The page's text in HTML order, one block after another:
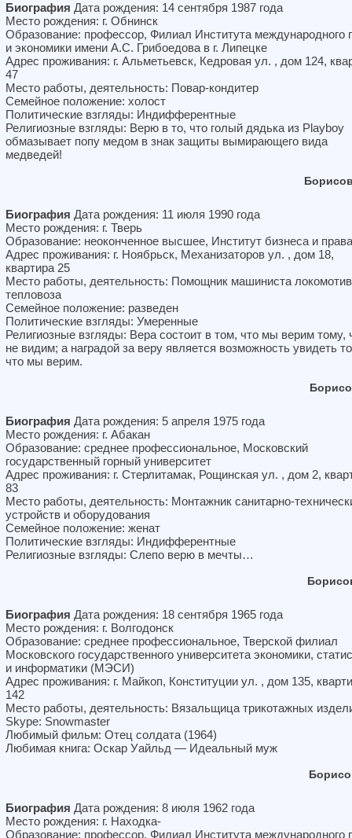
Биография Дата рождения: 14 сентября 1987 года
Место рождения: г. Обнинск
Образование: профессор, Филиал Института международного
и экономики имени А.С. Грибоедова в г. Липецке
Адрес проживания: г. Альметьевск, Кедровая ул. , дом 124,
47
Место работы, деятельность: Повар-кондитер
Семейное положение: холост
Политические взгляды: Индифферентные
Религиозные взгляды: Верю в то, что голый дядька из Playboy
обмазывает попу медом в знак защиты вымирающего вида
медведей!
Биография Дата рождения: 11 июля 1990 года
Место рождения: г. Тверь
Образование: неоконченное высшее, Институт бизнеса и права
Адрес проживания: г. Ноябрьск, Механизаторов ул. , дом 18,
квартира 25
Место работы, деятельность: Помощник машиниста
тепловоза
Семейное положение: разведен
Политические взгляды: Умеренные
Религиозные взгляды: Вера состоит в том, что мы верим тому,
не видим; а наградой за веру является возможность увидеть
что мы верим.
Биография Дата рождения: 5 апреля 1975 года
Место рождения: г. Абакан
Образование: среднее профессиональное, Московский
государственный горный университет
Адрес проживания: г. Стерлитамак, Рощинская ул. , дом 2,
83
Место работы, деятельность: Монтажник санитарно-
устройств и оборудования
Семейное положение: женат
Политические взгляды: Индифферентные
Религиозные взгляды: Слепо верю в мечты…
Биография Дата рождения: 18 сентября 1965 года
Место рождения: г. Волгодонск
Образование: среднее профессиональное, Тверской филиал
Московского государственного университета экономики,
и информатики (МЭСИ)
Адрес проживания: г. Майкоп, Конституции ул. , дом 135,
142
Место работы, деятельность: Вязальщица трикотажных
Skype: Snowmaster
Любимый фильм: Отец солдата (1964)
Любимая книга: Оскар Уайльд — Идеальный муж
Биография Дата рождения: 8 июля 1962 года
Место рождения: г. Находка-
Образование: профессор, Филиал Института международного